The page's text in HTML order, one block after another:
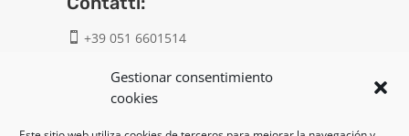
Gestionar consentimiento
cookies
 +39 051 6601514
info@geatech.it